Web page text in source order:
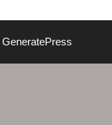
GeneratePress